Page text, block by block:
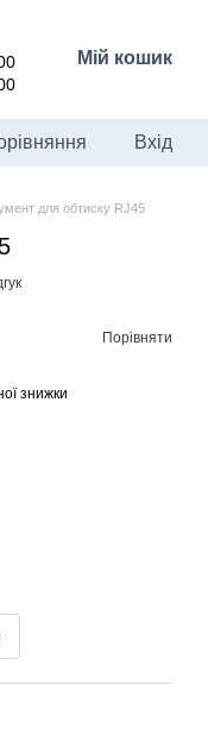
Мій кошик
Вхід
для обтиску RJ45
Порівняти
знижки